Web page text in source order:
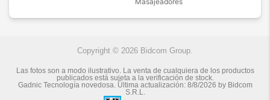
Copyright © 2026 Bidcom Group.
Las fotos son a modo ilustrativo. La venta de cualquiera de los productos
publicados está sujeta a la verificación de stock.
Gadnic Tecnología novedosa.Última actualización: 8/8/2026 by Bidcom
S.R.L.